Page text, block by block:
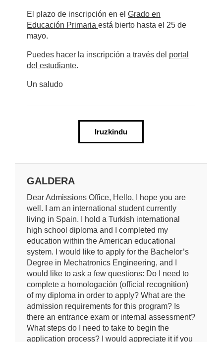
El plazo de inscripción en el Grado en
Educación Primaria está bierto hasta el 25 de
mayo.
Puedes hacer la inscripción a través del portal
del estudiante.
Un saludo
Iruzkindu
GALDERA
Dear Admissions Office, Hello, I hope you are
well. I am an international student currently
living in Spain. I hold a Turkish international
high school diploma and I completed my
education within the American educational
system. I would like to apply for the Bachelor’s
Degree in Mechatronics Engineering, and I
would like to ask a few questions: Do I need to
complete a homologación (official recognition)
of my diploma in order to apply? What are the
admission requirements for this program? Is
there an entrance exam or internal assessment?
What steps do I need to take to begin the
application process? I would appreciate it if you